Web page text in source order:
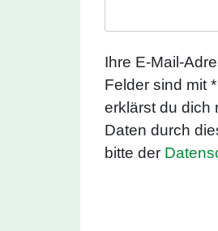
Ihre E-Mail-
Felder sind mit
erklärst du dich
Daten durch
bitte der